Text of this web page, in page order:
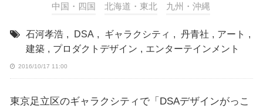
中国・四国 北海道・東北 九州・沖縄
石河孝浩 , DSA , ギャラクシティ , 丹青社 , アート ,
建築 , プロダクトデザイン , エンターテインメント
2016/10/17 11:00
東京足立区のギャラクシティで「DSAデザインがっこ